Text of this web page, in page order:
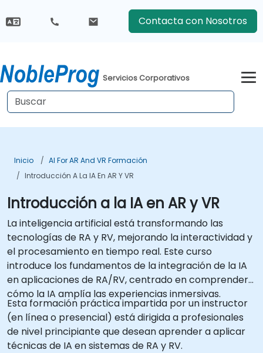
Contacta con Nosotros
Servicios Corporativos
Inicio
AI For AR And VR Formación
Introducción A La IA En AR Y VR
Introducción a la IA en AR y VR
La inteligencia artificial está transformando las
tecnologías de RA y RV, mejorando la interactividad y
el procesamiento en tiempo real. Este curso
introduce los fundamentos de la integración de la IA
en aplicaciones de RA/RV, centrado en comprender
cómo la IA amplía las experiencias inmersivas.
Esta formación práctica impartida por un instructor
(en línea o presencial) está dirigida a profesionales
de nivel principiante que desean aprender a aplicar
técnicas de IA en sistemas de RA y RV.